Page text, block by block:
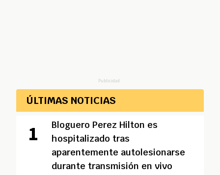
Publicidad
ÚLTIMAS NOTICIAS
Bloguero Perez Hilton es
hospitalizado tras
aparentemente autolesionarse
durante transmisión en vivo